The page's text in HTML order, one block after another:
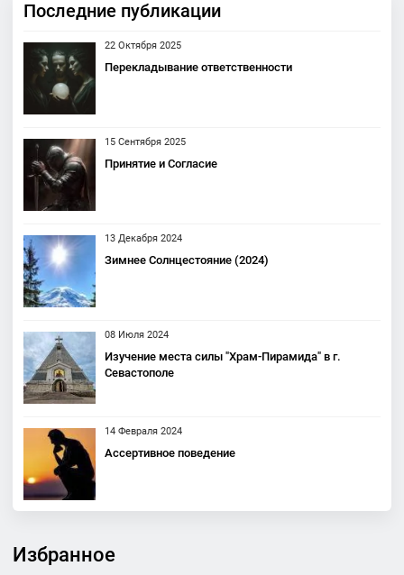
Последние публикации
22 Октября 2025
Перекладывание ответственности
15 Сентября 2025
Принятие и Согласие
13 Декабря 2024
Зимнее Солнцестояние (2024)
08 Июля 2024
Изучение места силы "Храм-Пирамида" в г.
Севастополе
14 Февраля 2024
Ассертивное поведение
Избранное